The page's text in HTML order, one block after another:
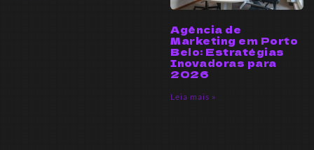
Agência de
Marketing em Porto
Belo: Estratégias
Inovadoras para
2026
Leia mais »